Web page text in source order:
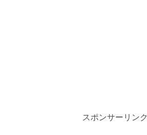
スポンサーリンク